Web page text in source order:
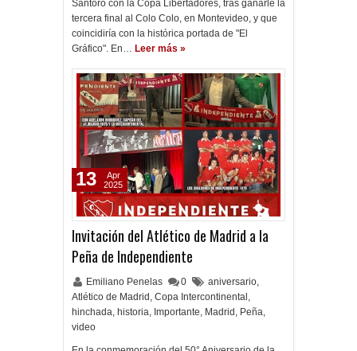
Santoro con la Copa Libertadores, tras ganarle la
tercera final al Colo Colo, en Montevideo, y que
coincidiría con la histórica portada de "El
Gráfico". En… Leer más »
Invitación del Atlético de Madrid a la
Peña de Independiente
Emiliano Penelas 0 aniversario,
Atlético de Madrid , Copa Intercontinental ,
hinchada, historia, Importante, Madrid , Peña,
video
13
Apr
2025